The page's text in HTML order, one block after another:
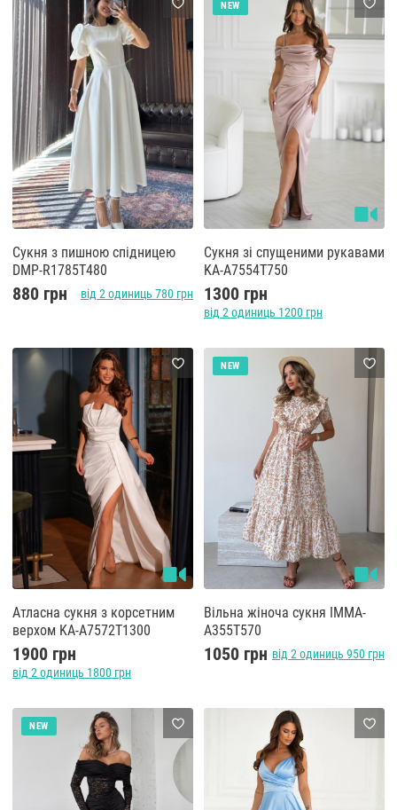
Сукня з пишною спідницею
DMP-R1785T480
880 грн від 2 одиниць 780 грн
NEW
Сукня зі спущеними рукавами
KA-A7554T750
1300 грн
від 2 одиниць 1200 грн
Атласна сукня з корсетним
верхом KA-A7572T1300
1900 грн
від 2 одиниць 1800 грн
NEW
Вільна жіноча сукня IMMA-
A355T570
1050 грн від 2 одиниць 950 грн
NEW